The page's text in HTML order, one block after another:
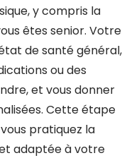
y compris la
êtes senior. Votre
de santé général,
ou des
et vous donner
Cette étape
pratiquez la
adaptée à votre